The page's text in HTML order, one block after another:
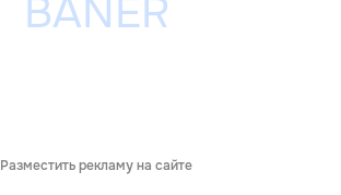
Разместить рекламу на сайте